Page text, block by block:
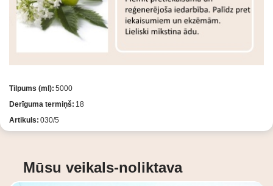
Tilpums (ml): 5000
Derīguma termiņš: 18
Artikuls: 030/5
Mūsu veikals-noliktava